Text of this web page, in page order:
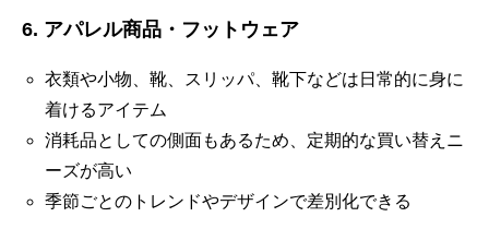
6. アパレル商品・フットウェア
衣類や小物、靴、スリッパ、靴下などは日常的に身に
着けるアイテム
消耗品としての側面もあるため、定期的な買い替えニ
ーズが高い
季節ごとのトレンドやデザインで差別化できる